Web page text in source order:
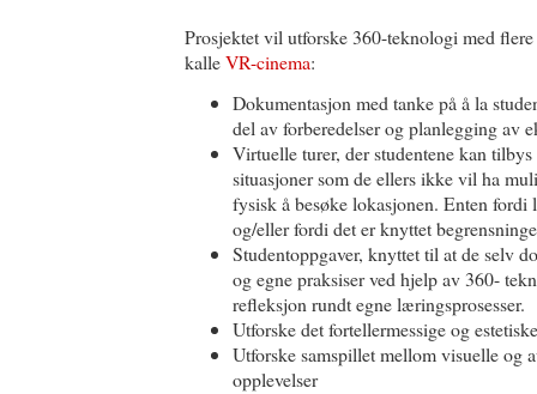
Prosjektet vil utforske 360-teknologi med
kalleVR-cinema:
Dokumentasjon med tanke på å la
del av forberedelser og planlegging av
Virtuelle turer, der studentene kan
situasjoner som de ellers ikke vil ha
fysisk å besøke lokasjonen. Enten
og/eller fordi det er knyttet
Studentoppgaver, knyttet til at de selv
og egne praksiser ved hjelp av 360-
refleksjon rundt egne læringsprosesser.
Utforske det fortellermessige og
Utforske samspillet mellom visuelle og
opplevelser